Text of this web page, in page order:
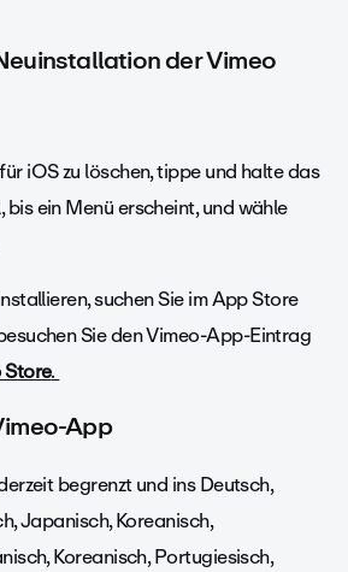
der Vimeo
iOS zu löschen, tippe und halte das
ein Menü erscheint, und wähle
suchen Sie im App Store
Sie den Vimeo-App-Eintrag
.
App
begrenzt und ins Deutsch,
Japanisch, Koreanisch,
Koreanisch, Portugiesisch,